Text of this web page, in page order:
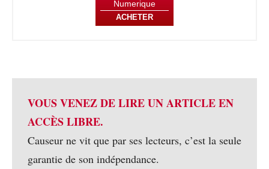
Numerique
ACHETER
VOUS VENEZ DE LIRE UN ARTICLE EN
ACCÈS LIBRE.
Causeur ne vit que par ses lecteurs, c’est la seule
garantie de son indépendance.